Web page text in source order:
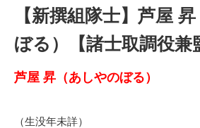
【新撰組隊士】芦屋
ぼる）【諸士取調役兼
芦屋 昇（あしやのぼる）
（生没年未詳）